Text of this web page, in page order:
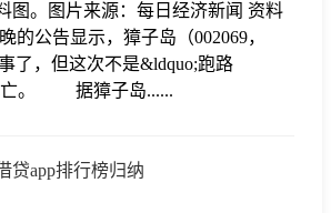
图。图片来源：每日经济新闻 资料
公告显示，獐子岛（002069，
了，但这次不是&ldquo;跑路
亡。 据獐子岛......
贷app排行榜归纳